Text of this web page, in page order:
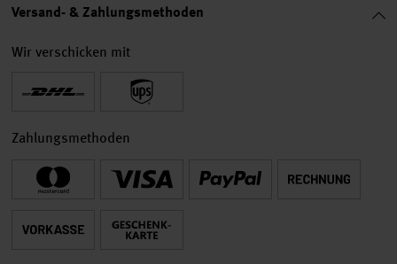
Versand- & Zahlungsmethoden
Wir verschicken mit
Zahlungsmethoden